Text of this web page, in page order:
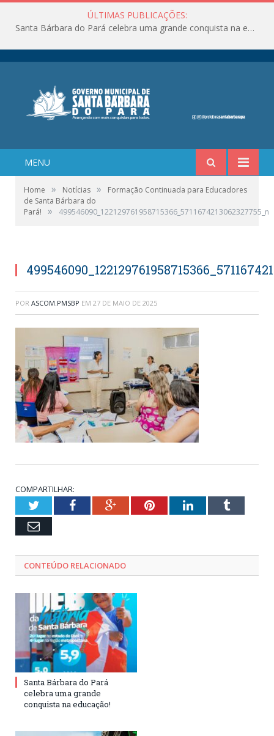
ÚLTIMAS PUBLICAÇÕES:
Santa Bárbara do Pará celebra uma grande conquista na educação!
MENU
Home » Notícias »
Formação Continuada para Educadores
de Santa Bárbara do
Pará!
» 499546090_122129761958715366_5711674213062327755_n
POR ASCOM.PMSBP EM 27 DE MAIO DE 2025
COMPARTILHAR:
TwitterFacebookGoogle+PinterestLinkedInTumblr
Email
CONTEÚDO RELACIONADO
Santa Bárbara do Pará
celebra uma grande
conquista na educação!